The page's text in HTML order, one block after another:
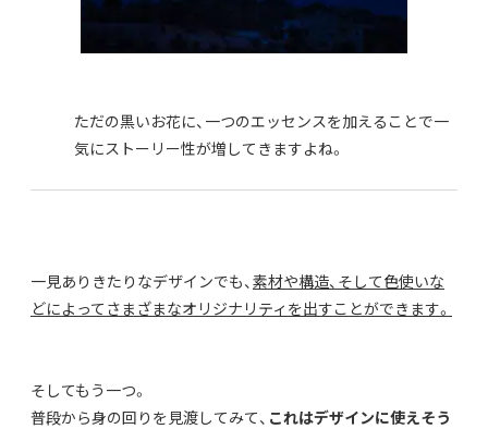
ただの黒いお花に、一つのエッセンスを加えることで一
気にストーリー性が増してきますよね。
一見ありきたりなデザインでも、 素材や構造、そして色使いな
どによってさまざまなオリジナリティを出すことができます。
そしてもう一つ。
普段から身の回りを見渡してみて、 これはデザインに使えそう